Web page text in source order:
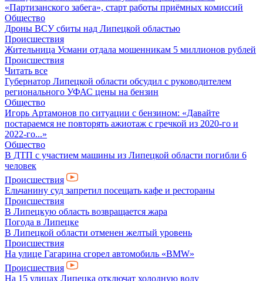
«Партизанского забега», старт работы приёмных комиссий
Общество
Дроны ВСУ сбиты над Липецкой областью
Происшествия
Жительница Усмани отдала мошенникам 5 миллионов рублей
Происшествия
Читать все
Губернатор Липецкой области обсудил с руководителем
регионального УФАС цены на бензин
Общество
Игорь Артамонов по ситуации с бензином: «Давайте
постараемся не повторять ажиотаж с гречкой из 2020-го и
2022-го...»
Общество
В ДТП с участием машины из Липецкой области погибли 6
человек
Происшествия
Ельчанину суд запретил посещать кафе и рестораны
Происшествия
В Липецкую область возвращается жара
Погода в Липецке
В Липецкой области отменен желтый уровень
Происшествия
На улице Гагарина сгорел автомобиль «BMW»
Происшествия
На 15 улицах Липецка отключат холодную воду